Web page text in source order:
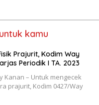
kamu
Prajurit, Kodim Way
Periodik I TA. 2023
Kanan – Untuk mengecek
prajurit, Kodim 0427/Way